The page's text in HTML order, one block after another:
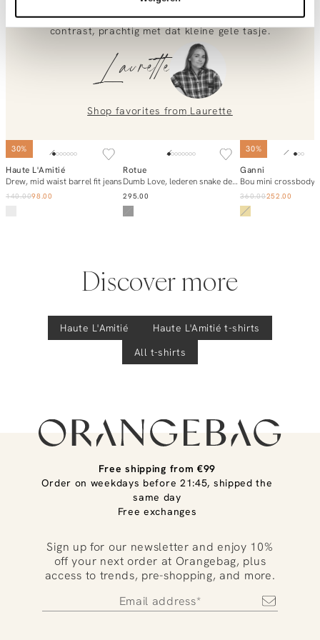
0851 303631 (Mon–Fri: 09:00–17:00). We’re happy to help!
achterkant. De zwarte leren riem zorgt voor een scherp
contrast, prachtig met dat kleine gele tasje.
Laurette
Shop favorites from Laurette
30%
Add to cart
Haute L'Amitié
Drew, mid waist barrel fit jeans
140.0098.00
Notify me
Rotue
Dumb Love, lederen snake dessin slingbacks
295.00
30%
SOLD OUT
Notify
Ganni
Bou mini crossbody
360.00252.00
Discover more
Haute L'Amitié Haute L'Amitié t-shirts
All t-shirts
Free shipping from €99
Order on weekdays before 21:45, shipped the
same day
Free exchanges
Sign up for our newsletter and enjoy 10%
off your next order at Orangebag, plus
access to trends, pre-shopping, and more.